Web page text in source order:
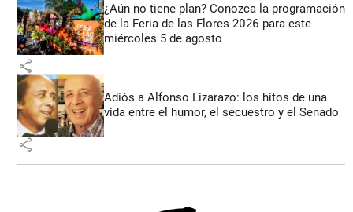
¿Aún no tiene plan? Conozca la programación
de la Feria de las Flores 2026 para este
miércoles 5 de agosto
share
Adiós a Alfonso Lizarazo: los hitos de una
vida entre el humor, el secuestro y el Senado
share